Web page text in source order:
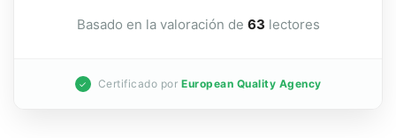
Basado en la valoración de 63 lectores
✓ Certificado por European Quality Agency